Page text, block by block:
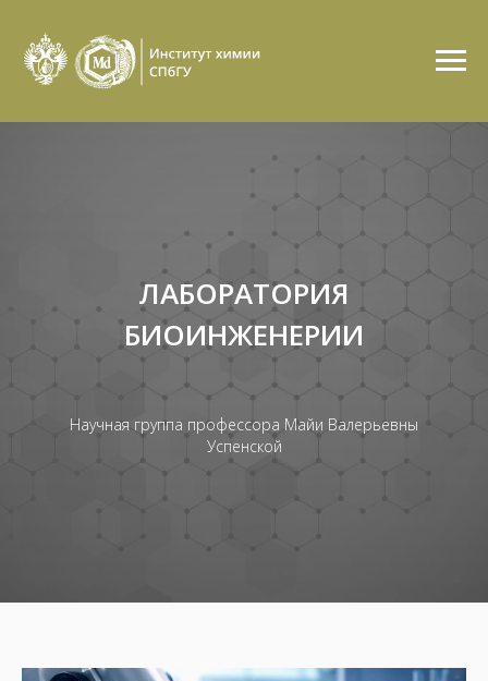
ЛАБОРАТОРИЯ
БИОИНЖЕНЕРИИ
Научная группа профессора Майи Валерьевны
Успенской